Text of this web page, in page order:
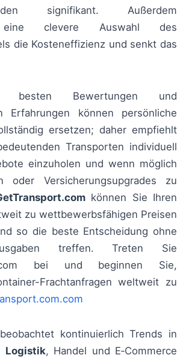
signifikant. Außerdem
eine clevere Auswahl des
die Kosteneffizienz und senkt das
besten Bewertungen und
Erfahrungen können persönliche
ersetzen; daher empfiehlt
Transporten individuell
einzuholen und wenn möglich
oder Versicherungsupgrades zu
können Sie Ihren
zu wettbewerbsfähigen Preisen
so die beste Entscheidung ohne
treffen. Treten Sie
bei und beginnen Sie,
Frachtanfragen weltweit zu
kontinuierlich Trends in
Logistik, Handel und E‑Commerce